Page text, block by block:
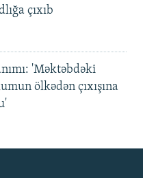
çıxıb
'Məktəbdəki
ölkədən çıxışına